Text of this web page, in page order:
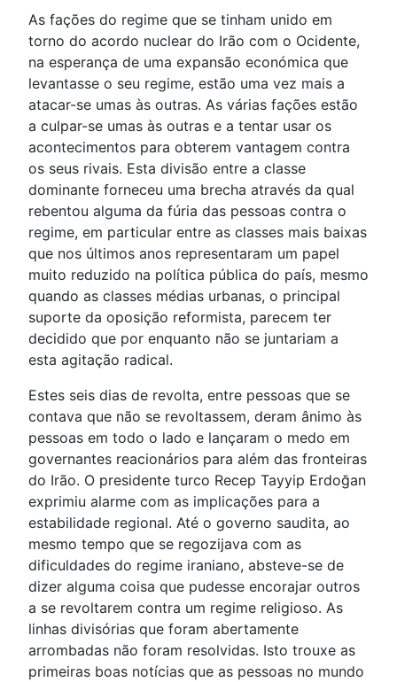
As fações do regime que se tinham unido em
torno do acordo nuclear do Irão com o Ocidente,
na esperança de uma expansão económica que
levantasse o seu regime, estão uma vez mais a
atacar-se umas às outras. As várias fações estão
a culpar-se umas às outras e a tentar usar os
acontecimentos para obterem vantagem contra
os seus rivais. Esta divisão entre a classe
dominante forneceu uma brecha através da qual
rebentou alguma da fúria das pessoas contra o
regime, em particular entre as classes mais baixas
que nos últimos anos representaram um papel
muito reduzido na política pública do país, mesmo
quando as classes médias urbanas, o principal
suporte da oposição reformista, parecem ter
decidido que por enquanto não se juntariam a
esta agitação radical.
Estes seis dias de revolta, entre pessoas que se
contava que não se revoltassem, deram ânimo às
pessoas em todo o lado e lançaram o medo em
governantes reacionários para além das fronteiras
do Irão. O presidente turco Recep Tayyip Erdoğan
exprimiu alarme com as implicações para a
estabilidade regional. Até o governo saudita, ao
mesmo tempo que se regozijava com as
dificuldades do regime iraniano, absteve-se de
dizer alguma coisa que pudesse encorajar outros
a se revoltarem contra um regime religioso. As
linhas divisórias que foram abertamente
arrombadas não foram resolvidas. Isto trouxe as
primeiras boas notícias que as pessoas no mundo